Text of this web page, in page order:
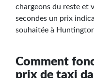
chargeons du reste et
secondes un prix
souhaitée à
Comment
prix de taxi